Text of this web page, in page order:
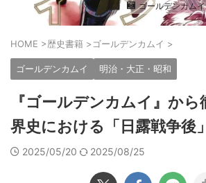
ゴールデンカム
HOME >歴史書籍 > ゴールデンカムイ >
ゴールデンカムイ 明治・大正・昭和
『ゴールデンカムイ』から
界史における「日露戦争後
2025/05/20 2025/08/25